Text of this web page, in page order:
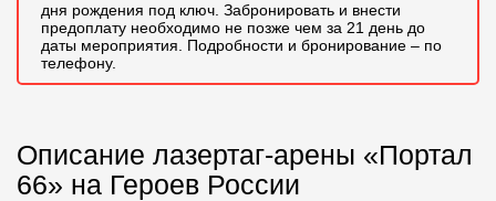
дня рождения под ключ. Забронировать и внести
предоплату необходимо не позже чем за 21 день до
даты мероприятия. Подробности и бронирование – по
телефону.
Описание лазертаг-арены «Портал
66» на Героев России